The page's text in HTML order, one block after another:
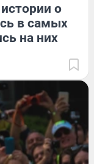
о
в самых
на них